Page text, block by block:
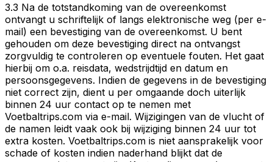
3.3 Na de totstandkoming van de overeenkomst
ontvangt u schriftelijk of langs elektronische weg (per e-
mail) een bevestiging van de overeenkomst. U bent
gehouden om deze bevestiging direct na ontvangst
zorgvuldig te controleren op eventuele fouten. Het gaat
hierbij om o.a. reisdata, wedstrijdtijd en datum en
persoonsgegevens. Indien de gegevens in de bevestiging
niet correct zijn, dient u per omgaande doch uiterlijk
binnen 24 uur contact op te nemen met
Voetbaltrips.com via e-mail. Wijzigingen van de vlucht of
de namen leidt vaak ook bij wijziging binnen 24 uur tot
extra kosten. Voetbaltrips.com is niet aansprakelijk voor
schade of kosten indien naderhand blijkt dat de